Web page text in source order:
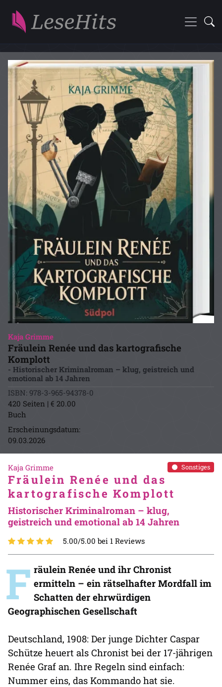
Kaja Grimme
Fräulein Renée und das kartografische
Komplott
- Historischer Kriminalroman – klug, geistreich und
emotional ab 14 Jahren
ISBN: 978-3-965-94378-0
420 Seiten | € 20.00
Buch
Erscheinungsdatum:
09.03.2026
Sonstiges
Kaja Grimme
Fräulein Renée und das
kartografische Komplott
Historischer Kriminalroman – klug,
geistreich und emotional ab 14 Jahren
5.00/5.00 bei 1 Reviews
F räulein Renée und ihr Chronist
ermitteln – ein rätselhafter Mordfall im
Schatten der ehrwürdigen
Geographischen Gesellschaft
Deutschland, 1908: Der junge Dichter Caspar
Schütze heuert als Chronist bei der 17-jährigen
Renée Graf an. Ihre Regeln sind einfach:
Nummer eins, das Kommando hat sie.